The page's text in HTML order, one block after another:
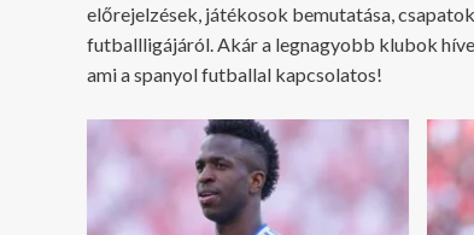
előrejelzések, játékosok bemutatása,
futballligájáról. Akár a legnagyobb klubok
ami a spanyol futballal kapcsolatos!